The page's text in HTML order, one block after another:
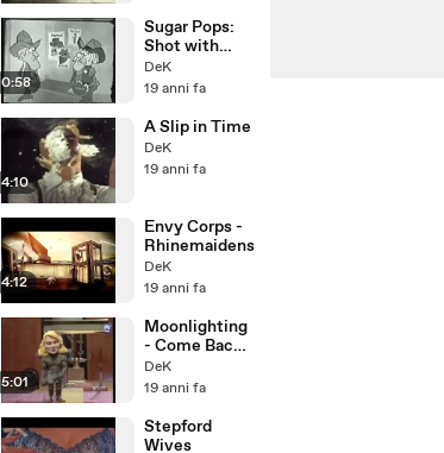
0:58
Sugar Pops:
Shot with
Sugar
DeK
19 anni fa
4:10
A Slip in Time
DeK
19 anni fa
4:12
Envy Corps -
Rhinemaidens
DeK
19 anni fa
5:01
Moonlighting
- Come Back
Little Shiksa
DeK
19 anni fa
Stepford
Wives